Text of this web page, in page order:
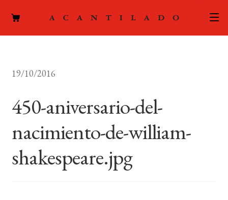
ACTUALIDAD
PODCAST
LA EDITORIAL
19/10/2016
450-aniversario-del-
nacimiento-de-william-
shakespeare.jpg